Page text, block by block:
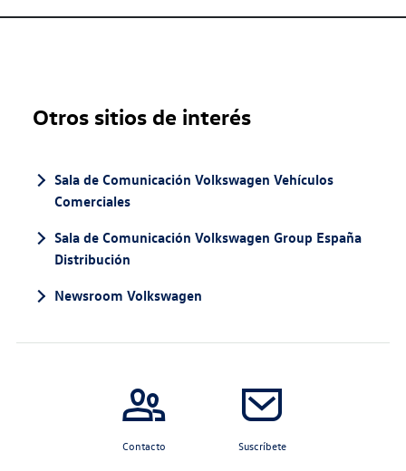
Otros sitios de interés
Sala de Comunicación Volkswagen Vehículos
Comerciales
Sala de Comunicación Volkswagen Group España
Distribución
Newsroom Volkswagen
Contacto Suscríbete